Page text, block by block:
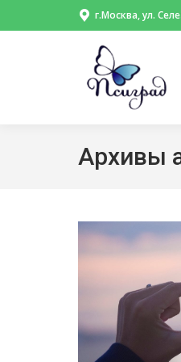
г.Москва, ул.
Архивы